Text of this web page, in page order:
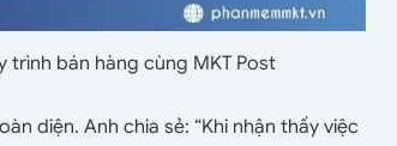
bán hàng cùng MKT Post
diện. Anh chia sẻ: “Khi nhận thấy việc